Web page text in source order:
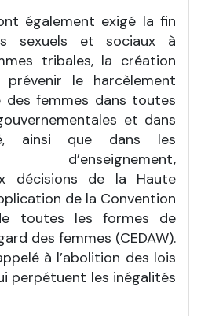
également exigé la fin
sexuels et sociaux à
tribales, la création
le harcèlement
des femmes dans toutes
et dans
ainsi que dans les
d’enseignement,
décisions de la Haute
de la Convention
toutes les formes de
des femmes (CEDAW).
à l’abolition des lois
perpétuent les inégalités